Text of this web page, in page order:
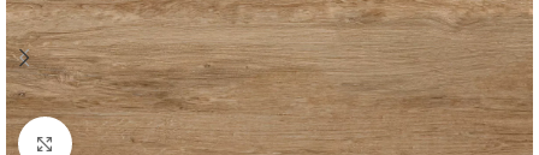
Kliknij aby powiększyć